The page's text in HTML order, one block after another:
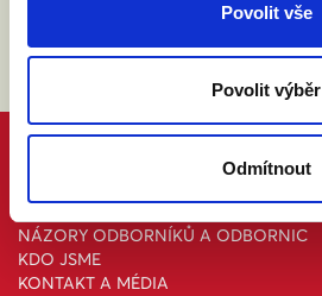
Povolit vše
Povolit výběr
Odmítnout
NÁZORY ODBORNÍKŮ A ODBORNIC
KDO JSME
KONTAKT A MÉDIA